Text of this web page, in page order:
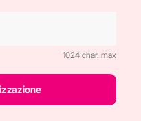
1024 char. max